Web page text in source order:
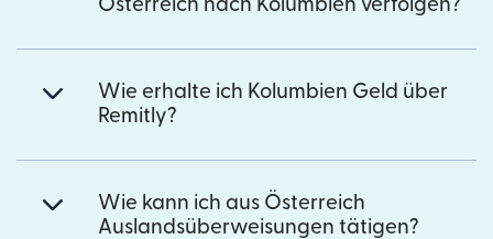
Österreich nach Kolumbien verfolgen?
Wie erhalte ich Kolumbien Geld über
Remitly?
Wie kann ich aus Österreich
Auslandsüberweisungen tätigen?